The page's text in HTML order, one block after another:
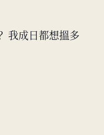
我成日都想搵多